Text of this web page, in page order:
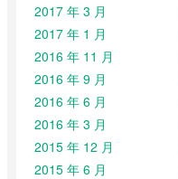
2017 年 3 月
2017 年 1 月
2016 年 11 月
2016 年 9 月
2016 年 6 月
2016 年 3 月
2015 年 12 月
2015 年 6 月